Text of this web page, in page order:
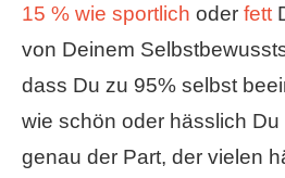
15 % wie sportlich oder fett
von Deinem
dass Du zu 95% selbst
wie schön oder hässlich
genau der Part, der vielen